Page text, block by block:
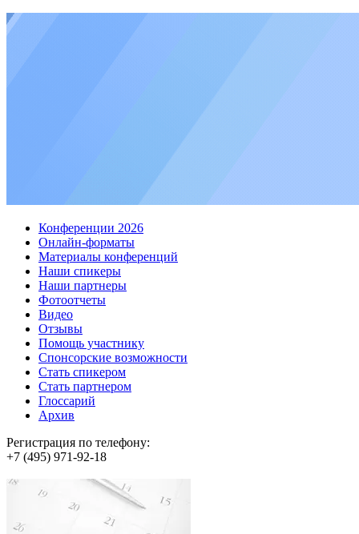
Конференции 2026
Онлайн-форматы
Материалы конференций
Наши спикеры
Наши партнеры
Фотоотчеты
Видео
Отзывы
Помощь участнику
Спонсорские возможности
Стать спикером
Стать партнером
Глоссарий
Архив
Регистрация по телефону:
+7 (495) 971-92-18